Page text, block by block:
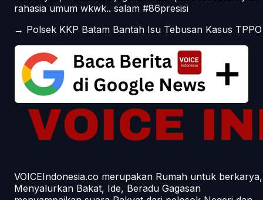
rahasia umum wkwk.. salam #86presisi
→ Polsek KKP Batam Bantah Isu Tebusan Kasus TPPO
VOICEIndonesia.co merupakan Rumah untuk berkarya,
Menyalurkan Bakat, Ide, Beradu Gagasan